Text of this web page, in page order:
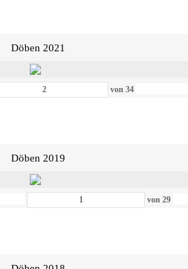
Döben 2021
von34
Döben 2019
von29